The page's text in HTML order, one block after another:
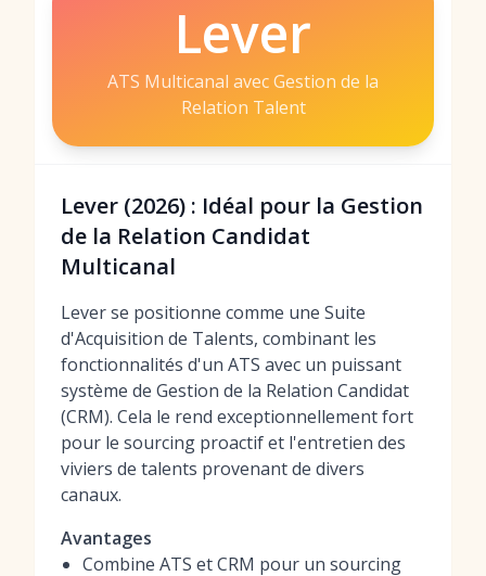
Lever
ATS Multicanal avec Gestion de la
Relation Talent
Lever (2026) : Idéal pour la Gestion
de la Relation Candidat
Multicanal
Lever se positionne comme une Suite
d'Acquisition de Talents, combinant les
fonctionnalités d'un ATS avec un puissant
système de Gestion de la Relation Candidat
(CRM). Cela le rend exceptionnellement fort
pour le sourcing proactif et l'entretien des
viviers de talents provenant de divers
canaux.
Avantages
Combine ATS et CRM pour un sourcing